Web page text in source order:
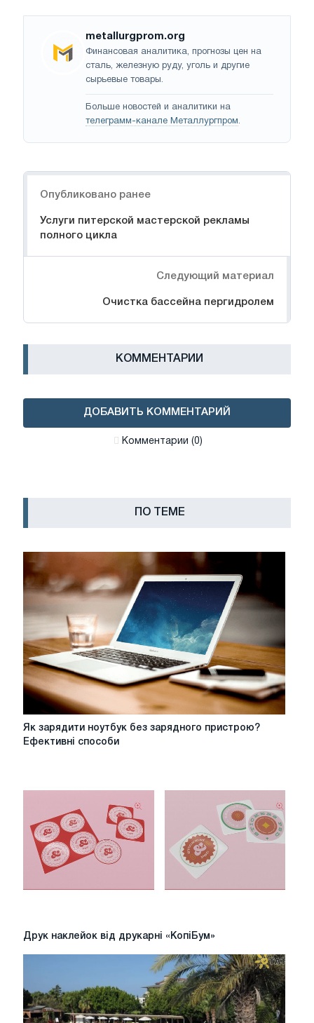
metallurgprom.org
Финансовая аналитика, прогнозы цен на
сталь, железную руду, уголь и другие
сырьевые товары.
Больше новостей и аналитики на
телеграмм-канале Металлургпром.
Опубликовано ранее
Услуги питерской мастерской рекламы
полного цикла
Следующий материал
Очистка бассейна пергидролем
КОММЕНТАРИИ
ДОБАВИТЬ КОММЕНТАРИЙ
Комментарии (0)
ПО ТЕМЕ
Як
зарядити
Ефективні
способи
Як зарядити ноутбук без зарядного пристрою?
Ефективні способи
Друк
«КопіБум»
Друк наклейок від друкарні «КопіБум»